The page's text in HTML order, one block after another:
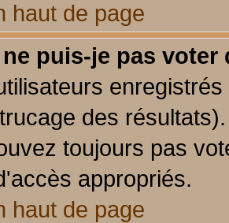
haut de page
puis-je pas voter
des
toujours pas
appropriés.
haut de page